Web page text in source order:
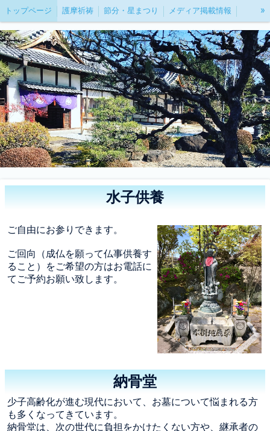
トップページ 護摩祈祷 節分・星まつり メディア掲載情報
水子供養・納骨堂
»
水子供養
ご自由にお参りできます。
ご回向（成仏を願って仏事供養す
ること）をご希望の方はお電話に
てご予約お願い致します。
納骨堂
少子高齢化が進む現代において、お墓について悩まれる方
も多くなってきています。
納骨堂は、次の世代に負担をかけたくない方や、継承者の